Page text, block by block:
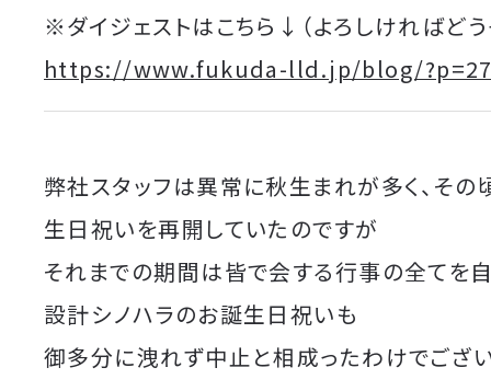
※ダイジェストはこちら↓（よろしければどう
https://www.fukuda-lld.jp/blog/
弊社スタッフは異常に秋生まれが多く、そ
生日祝いを再開していたのですが
それまでの期間は皆で会する行事の全てを自
設計シノハラのお誕生日祝いも
御多分に洩れず中止と相成ったわけでござい